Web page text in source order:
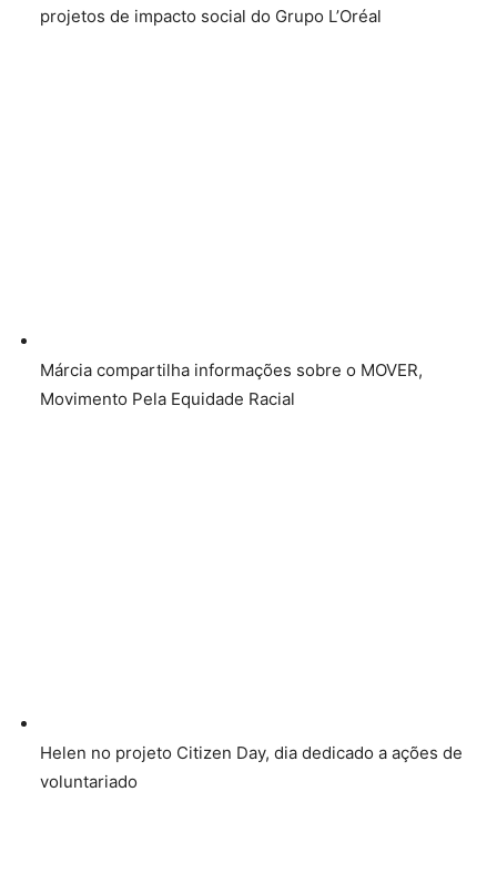
projetos de impacto social do Grupo L’Oréal
Márcia compartilha informações sobre o MOVER,
Movimento Pela Equidade Racial
Helen no projeto Citizen Day, dia dedicado a ações de
voluntariado